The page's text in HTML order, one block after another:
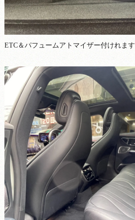
ETC＆パフュームアトマイザー付けれます